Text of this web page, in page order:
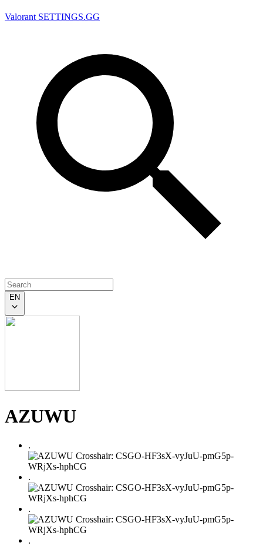
Valorant SETTINGS.GG
EN
AZUWU
.
.
.
.